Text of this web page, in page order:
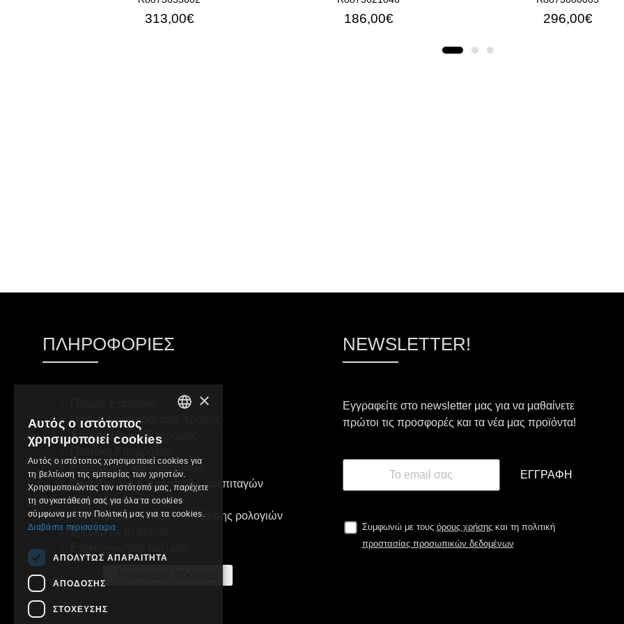
313,00€ 186,00€ 296,00€
ΠΛΗΡΟΦΟΡΊΕΣ
Όροι & Προϋποθέσεις Χρήσης
Αποστολές και Πληρωμές
Επιστροφές και Ακυρώσεις
Όροι Αγοράς & Χρήσης Δωροεπιταγών
Ασφάλεια συναλλαγών
Πληροφορίες αδιαβροχοποίησης ρολογιών
Σχετικά με τη Klarna
NEWSLETTER!
Εγγραφείτε στο newsletter μας για να μαθαίνετε
πρώτοι τις προσφορές και τα νέα μας προϊόντα!
ΕΓΓΡΑΦΉ
Συμφωνώ με τους όρους χρήσηςκαι τη πολιτική
προστασίας προσωπικών δεδομένων
×
Αυτός ο ιστότοπος
χρησιμοποιεί cookies
Αυτός ο ιστότοπος χρησιμοποιεί cookies για
τη βελτίωση της εμπειρίας των χρηστών.
Χρησιμοποιώντας τον ιστότοπό μας, παρέχετε
τη συγκατάθεσή σας για όλα τα cookies
σύμφωνα με την Πολιτική μας για τα cookies.
Διαβάστε περισσότερα
ΑΠΟΛΎΤΩΣ ΑΠΑΡΑΊΤΗΤΑ
ΑΠΌΔΟΣΗΣ
ΣΤΌΧΕΥΣΗΣ